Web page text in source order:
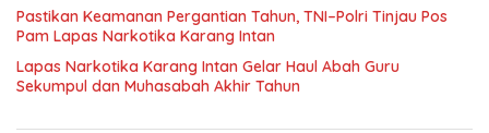
Pastikan Keamanan Pergantian Tahun, TNI–Polri Tinjau Pos
Pam Lapas Narkotika Karang Intan
Lapas Narkotika Karang Intan Gelar Haul Abah Guru
Sekumpul dan Muhasabah Akhir Tahun